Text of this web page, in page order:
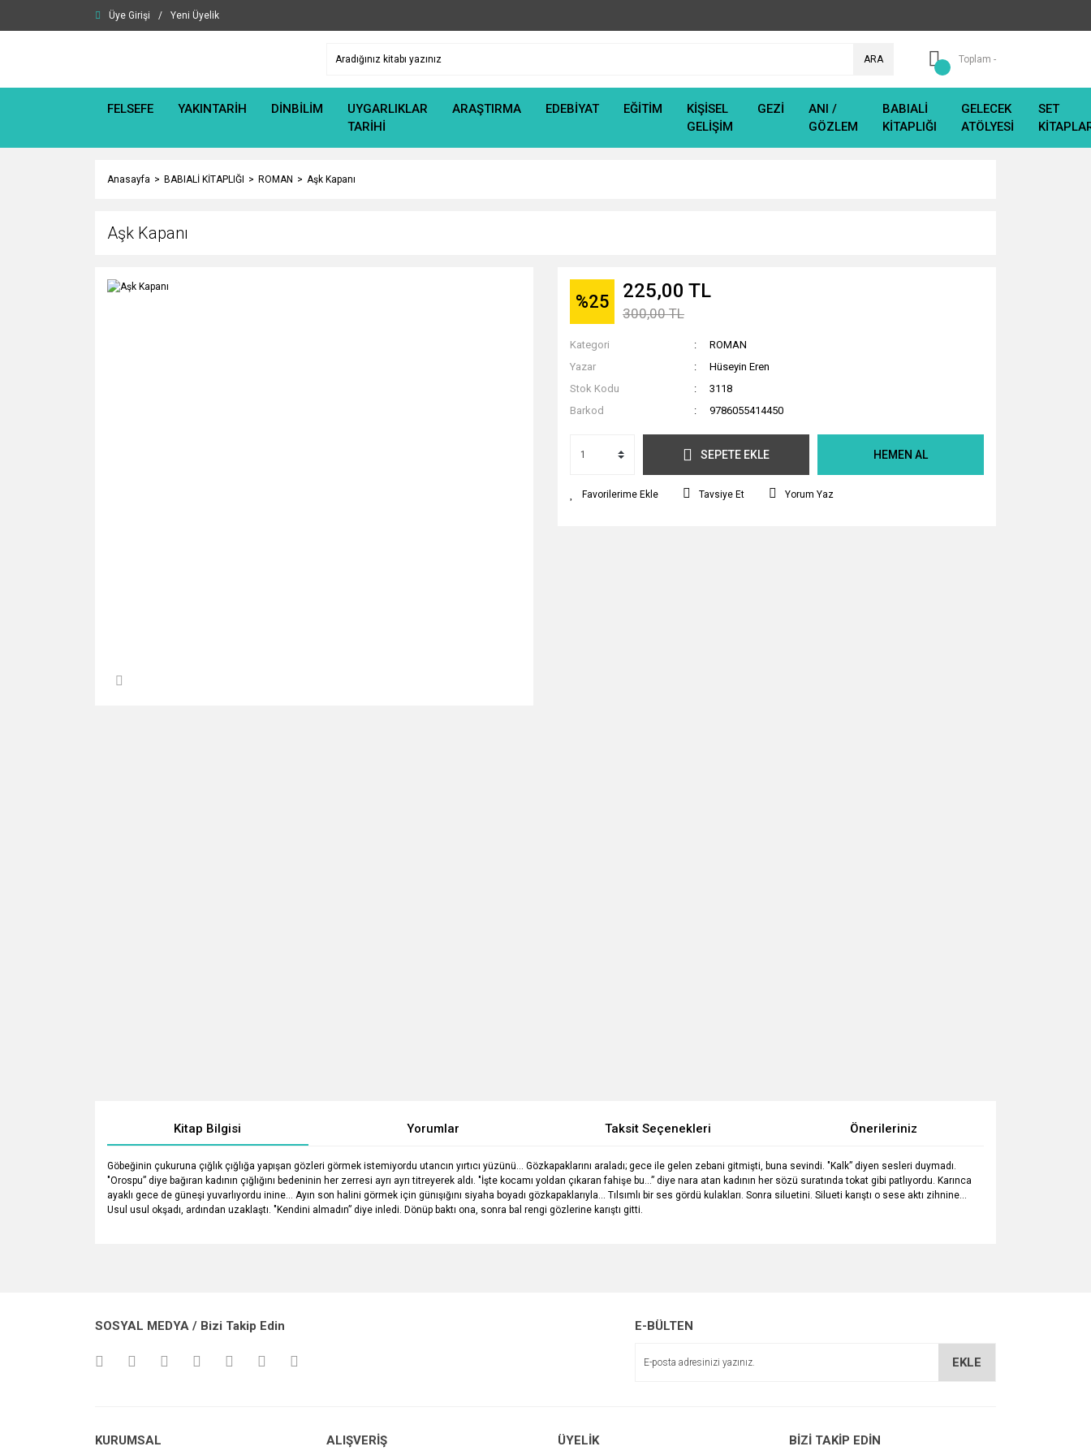
Üye Girişi / Yeni Üyelik
ARA Toplam -
FELSEFE YAKINTARİH DİNBİLİM
UYGARLIKLAR
TARİHİ
ARAŞTIRMA EDEBİYAT EĞİTİM
KİŞİSEL
GELİŞİM
GEZİ
ANI /
GÖZLEM
BABIALİ
KİTAPLIĞI
GELECEK
ATÖLYESİ
SET
Anasayfa BABIALİ KİTAPLIĞI ROMAN Aşk Kapanı
Aşk Kapanı
%25 225,00 TL
300,00 TL
Kategori
ROMAN
Yazar
Hüseyin Eren
Stok Kodu
3118
Barkod
9786055414450
SEPETE EKLE HEMEN AL
Tavsiye Et Yorum Yaz
Kitap Bilgisi Yorumlar Taksit Seçenekleri Önerileriniz
Göbeğinin çukuruna çığlık çığlığa yapışan gözleri görmek istemiyordu utancın yırtıcı yüzünü… Gözkapaklarını araladı; gece ile gelen zebani gitmişti, buna sevindi. "Kalk” diyen sesleri duymadı.
"Orospu” diye bağıran kadının çığlığını bedeninin her zerresi ayrı ayrı titreyerek aldı. "İşte kocamı yoldan çıkaran fahişe bu…” diye nara atan kadının her sözü suratında tokat gibi patlıyordu. Karınca
ayaklı gece de güneşi yuvarlıyordu inine… Ayın son halini görmek için günışığını siyaha boyadı gözkapaklarıyla… Tılsımlı bir ses gördü kulakları. Sonra siluetini. Silueti karıştı o sese aktı zihnine…
Usul usul okşadı, ardından uzaklaştı. "Kendini almadın” diye inledi. Dönüp baktı ona, sonra bal rengi gözlerine karıştı gitti.
Ürün açıklamasında eksik bilgiler bulunuyor.
SOSYAL MEDYA / Bizi Takip Edin E-BÜLTEN
EKLE
KURUMSAL ALIŞVERİŞ ÜYELİK BİZİ TAKİP EDİN